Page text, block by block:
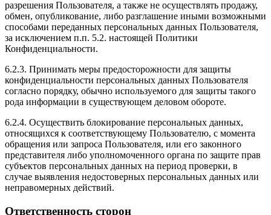
разрешения Пользователя, а также не осуществлять продажу,
обмен, опубликование, либо разглашение иными возможными
способами переданных персональных данных Пользователя,
за исключением п.п. 5.2. настоящей Политики
Конфиденциальности.
6.2.3. Принимать меры предосторожности для защиты
конфиденциальности персональных данных Пользователя
согласно порядку, обычно используемого для защиты такого
рода информации в существующем деловом обороте.
6.2.4. Осуществить блокирование персональных данных,
относящихся к соответствующему Пользователю, с момента
обращения или запроса Пользователя, или его законного
представителя либо уполномоченного органа по защите прав
субъектов персональных данных на период проверки, в
случае выявления недостоверных персональных данных или
неправомерных действий.
Ответственность сторон